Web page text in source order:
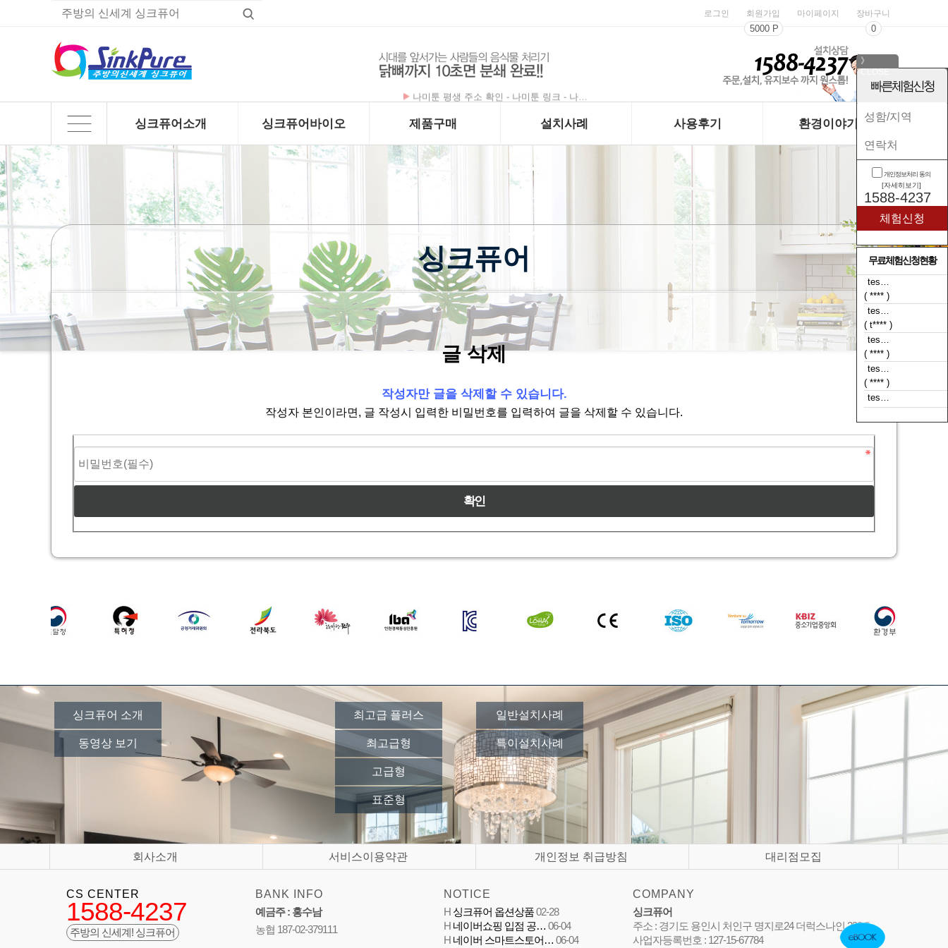
로그인 회원가입
5000 P
마이페이지 장바구니
0
나미툰 평생 주소 확인 - 나미툰 링크 - 나…
싱크퓨어소개 싱크퓨어바이오
제품구매
하위분류
설치사례
하위분류
사용후기 환경이야기
싱크퓨어
글 삭제
작성자만 글을 삭제할 수 있습니다.
작성자 본인이라면, 글 작성시 입력한 비밀번호를 입력하여 글을 삭제할 수 있습니다.
싱크퓨어 소개
동영상 보기
최고급 플러스
최고급형
고급형
표준형
일반설치사례
특이설치사례
회사소개 서비스이용약관 개인정보 취급방침 대리점모집
CS CENTER
1588-4237
주방의 신세계! 싱크퓨어
BANK INFO
예금주 : 홍수남
농협 187-02-379111
NOTICE
H 싱크퓨어 옵션상품 02-28
H 네이버쇼핑 입점 공… 06-04
H 네이버 스마트스토어… 06-04
COMPANY
싱크퓨어
주소 : 경기도 용인시 처인구 명지로24 더럭스나인 238호
사업자등록번호 : 127-15-67784
》
빠른체험신청
개인정보처리 동의
[자세히보기]
1588-4237
무료체험신청현황
tes…
( **** )
tes…
( t**** )
tes…
( **** )
tes…
( **** )
tes…